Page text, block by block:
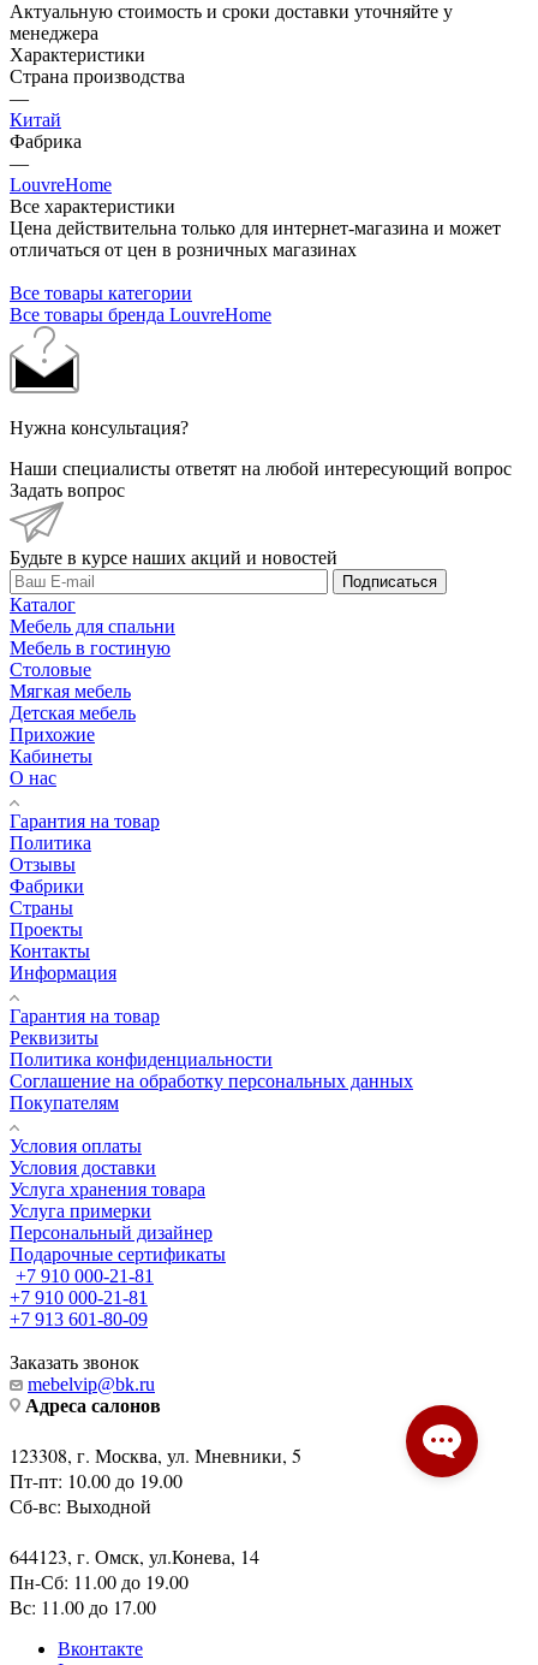
Актуальную стоимость и сроки доставки уточняйте у
менеджера
Характеристики
Страна производства
—
Китай
Фабрика
—
LouvreHome
Все характеристики
Цена действительна только для интернет-магазина и может
отличаться от цен в розничных магазинах
Все товары категории
Все товары бренда LouvreHome
Нужна консультация?
Наши специалисты ответят на любой интересующий вопрос
Задать вопрос
Будьте в курсе наших акций и новостей
Подписаться
Каталог
Мебель для спальни
Мебель в гостиную
Столовые
Мягкая мебель
Детская мебель
Прихожие
Кабинеты
О нас
Гарантия на товар
Политика
Отзывы
Фабрики
Страны
Проекты
Контакты
Информация
Гарантия на товар
Реквизиты
Политика конфиденциальности
Соглашение на обработку персональных данных
Покупателям
Условия оплаты
Условия доставки
Услуга хранения товара
Услуга примерки
Персональный дизайнер
Подарочные сертификаты
+7 910 000-21-81
+7 910 000-21-81
+7 913 601-80-09
Заказать звонок
mebelvip@bk.ru
Адреса салонов
123308, г. Москва, ул. Мневники, 5
Пт-пт: 10.00 до 19.00
Сб-вс: Выходной
644123, г. Омск, ул.Конева, 14
Пн-Сб: 11.00 до 19.00
Вс: 11.00 до 17.00
Вконтакте